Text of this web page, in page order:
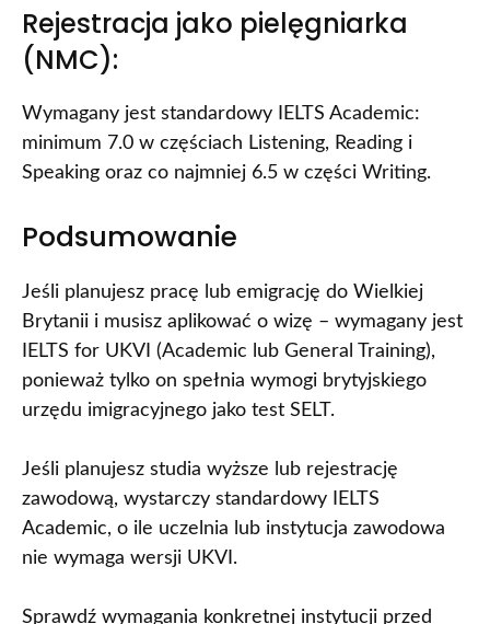
Rejestracja jako pielęgniarka
(NMC):
Wymagany jest standardowy IELTS Academic:
minimum 7.0 w częściach Listening, Reading i
Speaking oraz co najmniej 6.5 w części Writing.
Podsumowanie
Jeśli planujesz pracę lub emigrację do Wielkiej
Brytanii i musisz aplikować o wizę – wymagany jest
IELTS for UKVI (Academic lub General Training),
ponieważ tylko on spełnia wymogi brytyjskiego
urzędu imigracyjnego jako test SELT.
Jeśli planujesz studia wyższe lub rejestrację
zawodową, wystarczy standardowy IELTS
Academic, o ile uczelnia lub instytucja zawodowa
nie wymaga wersji UKVI.
Sprawdź wymagania konkretnej instytucji przed